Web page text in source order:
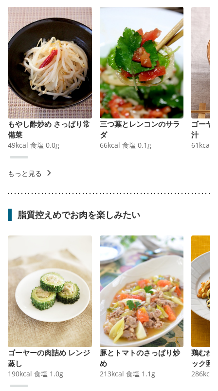
もやし酢炒め さっぱり常
備菜
49kcal 食塩 0.0g
三つ葉とレンコンのサラ
ダ
66kcal 食塩 0.1 g
ゴーヤ
汁
61 kcal
もっと見る
脂質控えめでお肉を楽しみたい
ゴーヤーの肉詰め レンジ
蒸し
190kcal 食塩 1.0g
豚とトマトのさっぱり炒
め
213kcal 食塩 1.1 g
鶏むね
ック照
286kcal